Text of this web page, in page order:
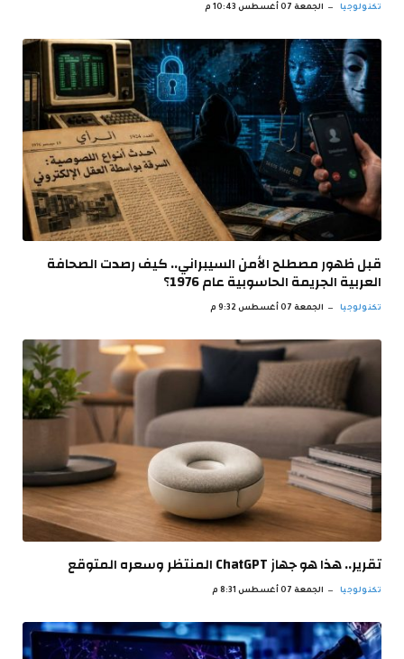
تكنولوجيا الجمعة 07 أغسطس 10:43 م
قبل ظهور مصطلح الأمن السيبراني.. كيف رصدت الصحافة
العربية الجريمة الحاسوبية عام 1976؟
تكنولوجيا الجمعة 07 أغسطس 9:32 م
تقرير.. هذا هو جهاز ChatGPT المنتظر وسعره المتوقع
تكنولوجيا الجمعة 07 أغسطس 8:31 م